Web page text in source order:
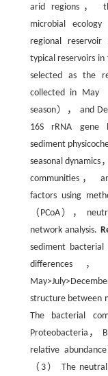
arid regions，
microbial
regional reservoir
typical reservoirs
selected as the
collected in May
season）， and
16S rRNA gene
sediment
seasonal dynamics
communities，
factors using
（PCoA），
network analysis.
sediment bacterial
differences
structure between
The bacterial
Proteobacteria，
relative
（3） The